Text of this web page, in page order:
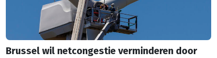
Brussel wil netcongestie verminderen door